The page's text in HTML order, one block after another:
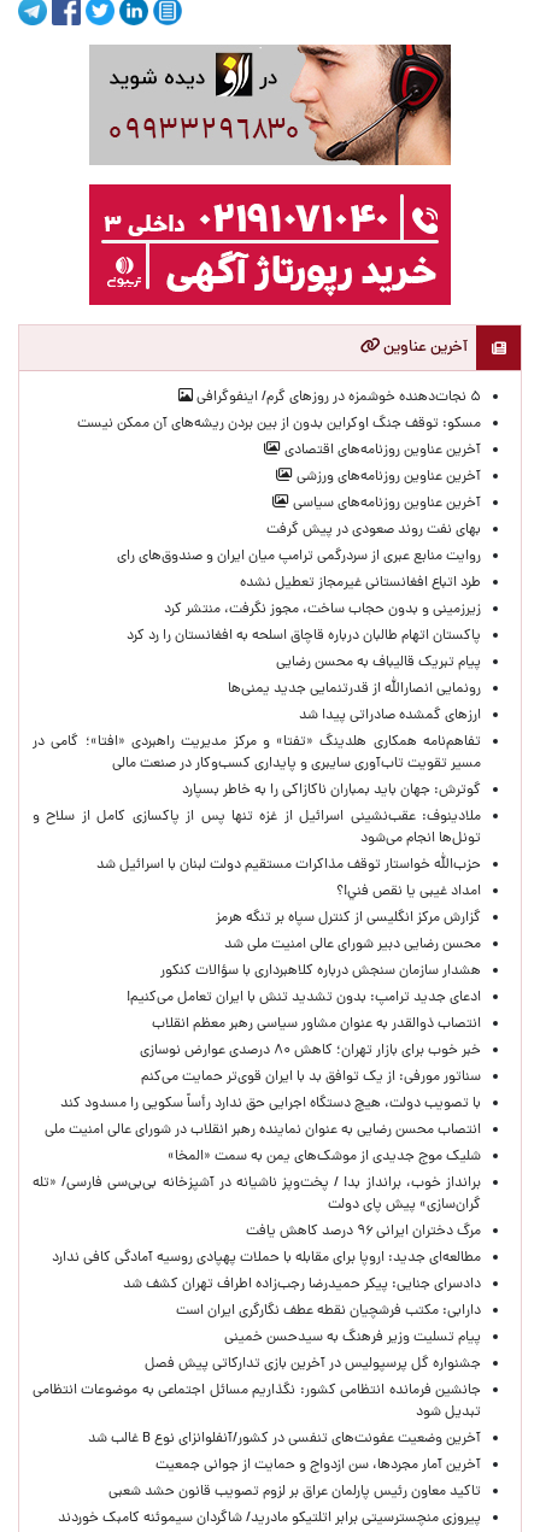
آخرین عناوین
۵ نجات‌دهنده خوشمزه در روزهای گرم/ اینفوگرافی
مسکو: توقف جنگ اوکراین بدون از بین بردن ریشه‌های آن ممکن نیست
آخرین عناوین روزنامه‌های اقتصادی
آخرین عناوین روزنامه‌های ورزشی
آخرین عناوین روزنامه‌های سیاسی
بهای نفت روند صعودی در پیش گرفت
روایت منابع عبری از سردرگمی ترامپ میان ایران و صندوق‌های رای
طرد اتباع افغانستانی غیرمجاز تعطیل نشده
زیرزمینی و بدون حجاب ساخت، مجوز نگرفت، منتشر کرد
پاکستان اتهام طالبان درباره قاچاق اسلحه به افغانستان را رد کرد
پیام تبریک قالیباف به محسن رضایی
رونمایی انصارالله از قدرتنمایی جدید یمنی‌ها
ارزهای گمشده صادراتی پیدا شد
تفاهم‌نامه همکاری هلدینگ «تفتا» و مرکز مدیریت راهبردی «افتا»؛ گامی در
مسیر تقویت تاب‌آوری سایبری و پایداری کسب‌وکار در صنعت مالی
گوترش: جهان باید بمباران ناکازاکی را به‌ خاطر بسپارد
ملادینوف: عقب‌نشینی اسرائیل از غزه تنها پس از پاکسازی کامل از سلاح و
تونل‌ها انجام می‌شود
حزب‌الله خواستار توقف مذاکرات مستقیم دولت لبنان با اسرائیل شد
امداد غیبی يا نقص فني!؟
گزارش مرکز انگلیسی از کنترل سپاه بر تنگه هرمز
محسن رضایی دبیر شورای عالی امنیت ملی شد
هشدار سازمان سنجش درباره کلاهبرداری با سؤالات کنکور
ادعای جدید ترامپ: بدون تشدید تنش با ایران تعامل می‌کنیم!
انتصاب ذوالقدر به عنوان مشاور سیاسی رهبر معظم انقلاب
خبر خوب برای بازار تهران؛ کاهش ۸۰ درصدی عوارض نوسازی
سناتور مورفی: از یک توافق بد با ایران قوی‌تر حمایت می‌کنم
با تصویب دولت، هیچ دستگاه اجرایی حق ندارد رأساً سکویی را مسدود کند
انتصاب محسن رضایی به عنوان نماینده رهبر انقلاب در شورای عالی امنیت ملی
شلیک موج جدیدی از موشک‌های یمن به سمت «المخا»
برانداز خوب، برانداز بد! / پخت‌وپز ناشیانه در آشپزخانه‌ بی‌بی‌سی فارسی/ «تله
گران‌سازی» پیش پای دولت
مرگ دختران ایرانی ۹۶ درصد کاهش یافت
مطالعه‌ای جدید: اروپا برای مقابله با حملات پهپادی روسیه آمادگی کافی ندارد
دادسرای جنایی: پیکر حمیدرضا رجب‌زاده اطراف تهران کشف شد
دارابی: مکتب فرشچیان نقطه عطف نگارگری ایران است
پیام تسلیت وزیر فرهنگ به سیدحسن خمینی
جشنواره گل پرسپولیس در آخرین بازی تدارکاتی پیش فصل
جانشین فرمانده انتظامی کشور: نگذاریم مسائل اجتماعی به موضوعات انتظامی
تبدیل شود
آخرین وضعیت عفونت‌های تنفسی در کشور/آنفلوانزای نوع B غالب شد
آخرین آمار مجردها، سن ازدواج و حمایت از جوانی جمعیت
تاکید معاون رئیس پارلمان عراق بر لزوم تصویب قانون حشد شعبی
پیروزی منچسترسیتی برابر اتلتیکو مادرید/ شاگردان سیموئنه کامبک خوردند